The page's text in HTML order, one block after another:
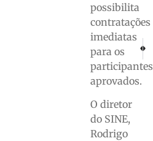
possibilita
contratações
imediatas
para os
participantes
aprovados.
O diretor
do SINE,
Rodrigo